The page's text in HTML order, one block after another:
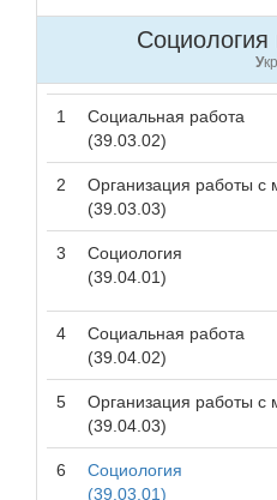
У
1
Социальная работа
(39.03.02)
2
Организация работы с
(39.03.03)
3
Социология
(39.04.01)
4
Социальная работа
(39.04.02)
5
Организация работы с
(39.04.03)
6
Социология
(39.03.01)